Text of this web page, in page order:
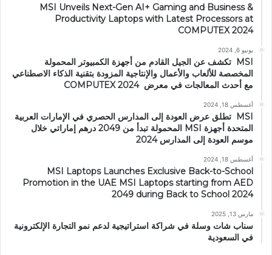
MSI Unveils Next-Gen AI+ Gaming and Business &
Productivity Laptops with Latest Processors at
COMPUTEX 2024
يونيو 6, 2024
MSI تكشف عن الجيل القادم من أجهزة الكمبيوتر المحمولة
المخصصة للألعاب والأعمال والإنتاجية المزودة بتقنية الذكاء الاصطناعي
مع أحدث المعالجات في معرض COMPUTEX 2024
أغسطس 18, 2024
MSI تطلق عرض العودة إلى المدارس الحصري في الإمارات العربية
المتحدة أجهزة MSI المحمولة تبدأ من 2049 درهم إماراتي خلال
موسم العودة إلى المدارس 2024
أغسطس 18, 2024
MSI Laptops Launches Exclusive Back-to-School
Promotion in the UAE MSI Laptops starting from AED
2049 during Back to School 2024
مارس 13, 2025
سناب شات وسلة في شراكة استراتيجية لدعم نمو التجارة الإلكترونية
في السعودية